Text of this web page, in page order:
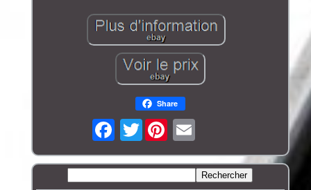
Share
Twitter